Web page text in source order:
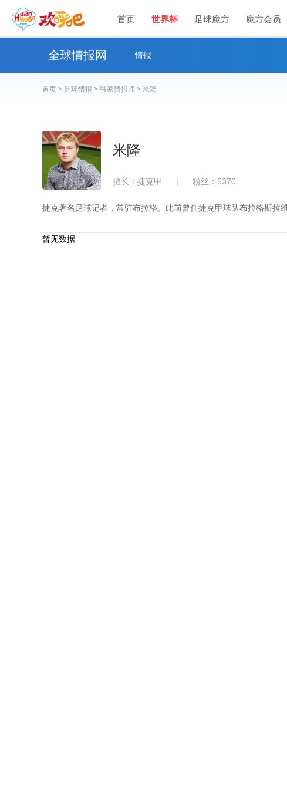
首页 世界杯 足球魔方 魔方会员
全球情报网 情报
首页 > 足球情报 > 独家情报师 > 米隆
米隆
擅长：捷克甲 | 粉丝：5370
捷克著名足球记者，常驻布拉格。此前曾任捷克甲球队布拉格斯拉
暂无数据